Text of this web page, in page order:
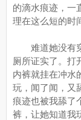
的滴水痕迹，一
理在这么短的时
难道她没有穿
厕所证实了。打
内裤就挂在冲水
玩，闻了闻，又
痕迹也被我舔了
裤，让她知道我